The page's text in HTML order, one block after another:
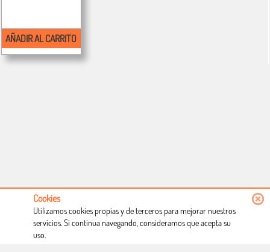
AÑADIR AL CARRITO
Condiciones de uso
Cookies
Utilizamos cookies propias y de terceros para mejorar nuestros
servicios. Si continua navegando, consideramos que acepta su
uso.